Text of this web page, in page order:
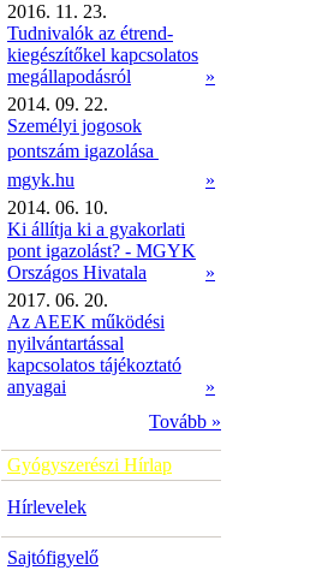
2016. 11. 23.
Tudnivalók az étrend-
kiegészítőkel kapcsolatos
megállapodásról
»
2014. 09. 22.
Személyi jogosok
pontszám igazolása 
mgyk.hu
»
2014. 06. 10.
Ki állítja ki a gyakorlati
pont igazolást? - MGYK
Országos Hivatala
»
2017. 06. 20.
Az AEEK működési
nyilvántartással
kapcsolatos tájékoztató
anyagai
»
Tovább »
Gyógyszerészi Hírlap
Hírlevelek
Sajtófigyelő